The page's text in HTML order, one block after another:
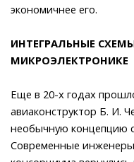
экономичнее его.
ИНТЕГРАЛЬНЫЕ
МИКРОЭЛЕКТРОНИКЕ
Еще в 20-х годах
авиаконструктор Б. И.
необычную концепцию
Современные инженеры